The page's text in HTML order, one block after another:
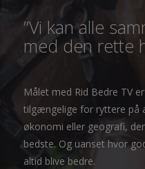
”Vi kan alle
med den rette
Målet med Rid Bedre TV
tilgængelige for ryttere på
økonomi eller geografi,
bedste. Og uanset hvor
altid blive bedre.